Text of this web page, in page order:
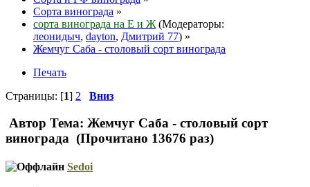
Сорта винограда »
сорта винограда на Е и Ж (Модераторы:
леонидыч, dayton, Дмитрий 77) »
Жемчуг Саба - столовый сорт винограда
Печать
Страницы: [1] 2 Вниз
Автор Тема: Жемчуг Саба - столовый сорт
винограда (Прочитано 13676 раз)
Sedoi